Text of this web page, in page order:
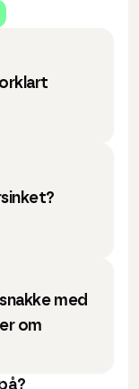
med
om